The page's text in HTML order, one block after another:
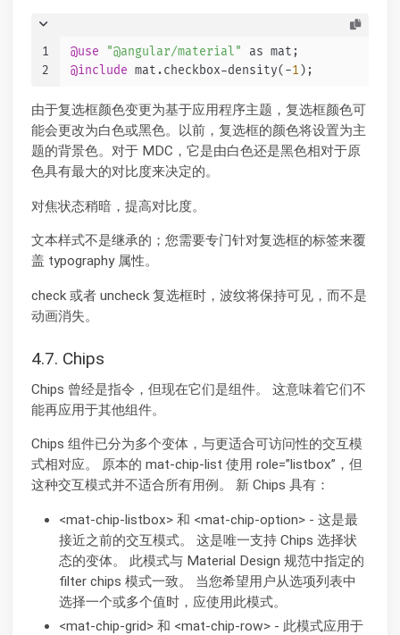
1
2
@use "@angular/material" as mat;
@include mat.checkbox-density(-1 );
由于复选框颜色变更为基于应用程序主题，复选框颜色可
能会更改为白色或黑色。以前，复选框的颜色将设置为主
题的背景色。对于 MDC，它是由白色还是黑色相对于原
色具有最大的对比度来决定的。
对焦状态稍暗，提高对比度。
文本样式不是继承的；您需要专门针对复选框的标签来覆
盖 typography 属性。
check 或者 uncheck 复选框时，波纹将保持可见，而不是
动画消失。
4.7. Chips
Chips 曾经是指令，但现在它们是组件。 这意味着它们不
能再应用于其他组件。
Chips 组件已分为多个变体，与更适合可访问性的交互模
式相对应。 原本的 mat-chip-list 使用 role=”listbox”，但
这种交互模式并不适合所有用例。 新 Chips 具有：
<mat-chip-listbox> 和 <mat-chip-option> - 这是最
接近之前的交互模式。 这是唯一支持 Chips 选择状
态的变体。 此模式与 Material Design 规范中指定的
filter chips 模式一致。 当您希望用户从选项列表中
选择一个或多个值时，应使用此模式。
<mat-chip-grid> 和 <mat-chip-row> - 此模式应用于